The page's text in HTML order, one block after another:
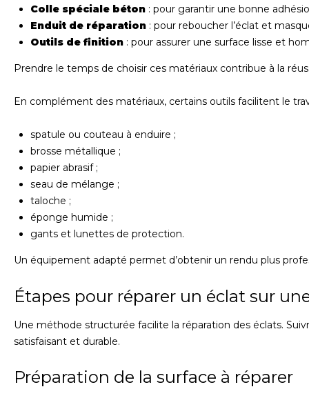
Colle spéciale béton : pour garantir une bonne
Enduit de réparation : pour reboucher l’éclat et
Outils de finition : pour assurer une surface lisse et
Prendre le temps de choisir ces matériaux contribue à la
En complément des matériaux, certains outils facilitent le
spatule ou couteau à enduire ;
brosse métallique ;
papier abrasif ;
seau de mélange ;
taloche ;
éponge humide ;
gants et lunettes de protection.
Un équipement adapté permet d’obtenir un rendu plus
Étapes pour réparer un éclat sur
Une méthode structurée facilite la réparation des éclats.
satisfaisant et durable.
Préparation de la surface à réparer